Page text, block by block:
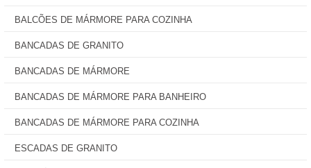
BALCÕES DE MÁRMORE PARA COZINHA
BANCADAS DE GRANITO
BANCADAS DE MÁRMORE
BANCADAS DE MÁRMORE PARA BANHEIRO
BANCADAS DE MÁRMORE PARA COZINHA
ESCADAS DE GRANITO